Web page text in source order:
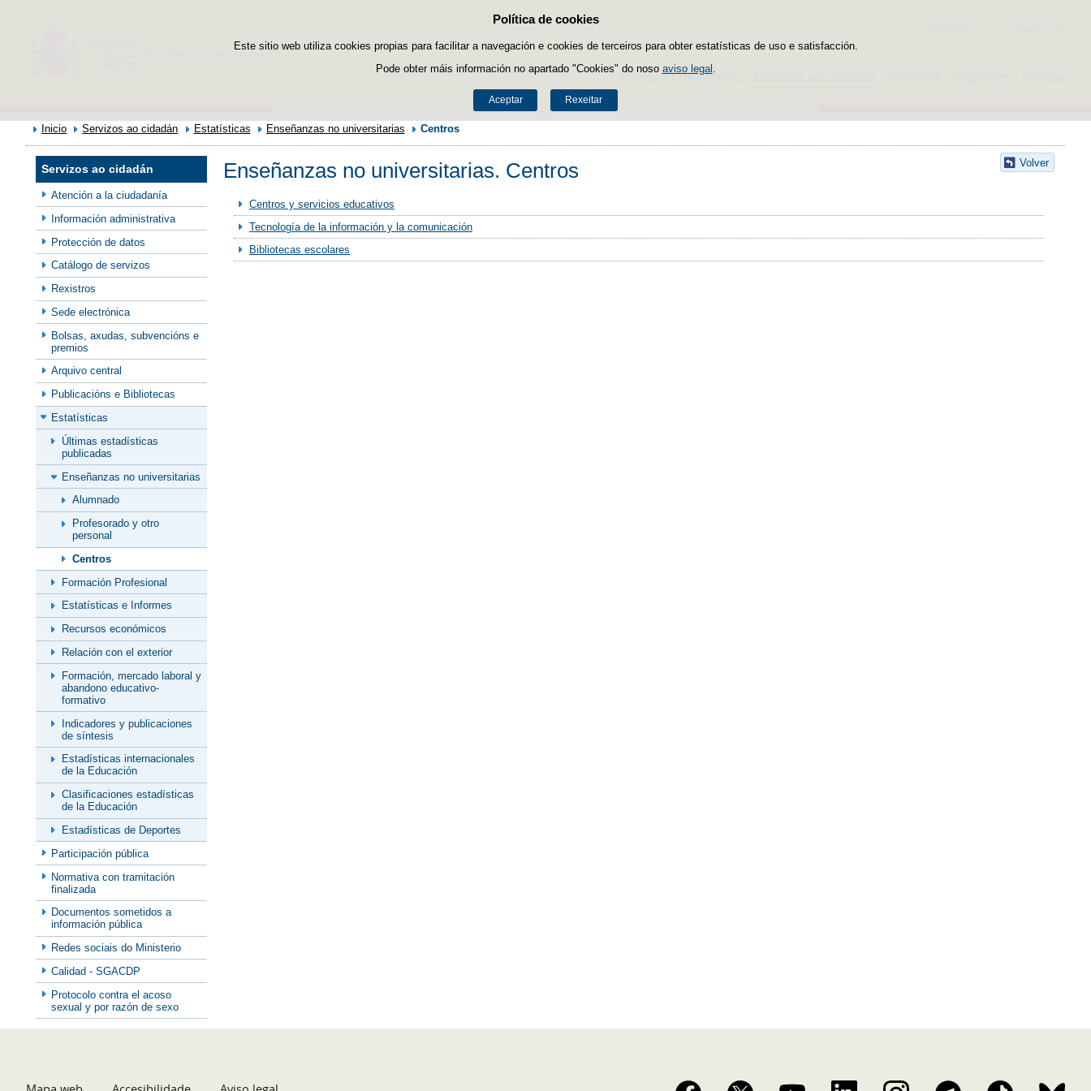
Política de cookies
Este sitio web utiliza cookies propias para facilitar a navegación e cookies de terceiros para obter estatísticas de uso e satisfacción.
Pode obter máis información no apartado "Cookies" do noso aviso legal
Aceptar Rexeitar
Saltar ao contido
Inicio O ministerio
Inicio Servizos ao cidadán Estatísticas Enseñanzas no universitarias Centros
Servizos ao cidadán
Atención a la ciudadanía
Información administrativa
Protección de datos
Catálogo de servizos
Rexistros
Sede electrónica
Bolsas, axudas, subvencións e
premios
Arquivo central
Publicacións e Bibliotecas
Estatísticas
Últimas estadísticas
publicadas
Enseñanzas no universitarias
Alumnado
Profesorado y otro
personal
Centros
Formación Profesional
Estatísticas e Informes
Recursos económicos
Relación con el exterior
Formación, mercado laboral y
abandono educativo-
formativo
Indicadores y publicaciones
de síntesis
Estadísticas internacionales
de la Educación
Clasificaciones estadísticas
de la Educación
Estadísticas de Deportes
Participación pública
Normativa con tramitación
finalizada
Documentos sometidos a
información pública
Redes sociais do Ministerio
Calidad - SGACDP
Protocolo contra el acoso
sexual y por razón de sexo
Volver
Enseñanzas no universitarias. Centros
Centros y servicios educativos
Tecnología de la información y la comunicación
Bibliotecas escolares